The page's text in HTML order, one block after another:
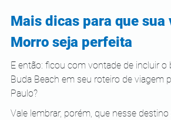
Mais dicas para que sua
Morro seja perfeita
E então: ficou com vontade de incluir o
Buda Beach em seu roteiro de viagem
Paulo?
Vale lembrar, porém, que nesse